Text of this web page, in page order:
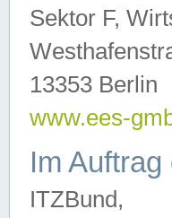
Sektor F,
13353 Berlin
www.ees-
Im Auftrag
ITZBund,